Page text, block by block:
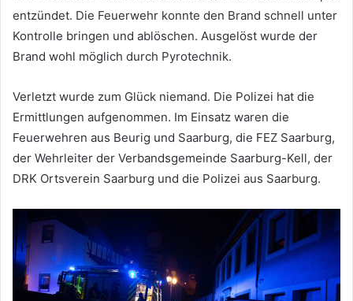
entzündet. Die Feuerwehr konnte den Brand schnell unter
Kontrolle bringen und ablöschen. Ausgelöst wurde der
Brand wohl möglich durch Pyrotechnik.
Verletzt wurde zum Glück niemand. Die Polizei hat die
Ermittlungen aufgenommen. Im Einsatz waren die
Feuerwehren aus Beurig und Saarburg, die FEZ Saarburg,
der Wehrleiter der Verbandsgemeinde Saarburg-Kell, der
DRK Ortsverein Saarburg und die Polizei aus Saarburg.